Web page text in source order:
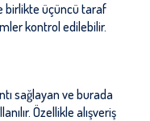
birlikte üçüncü taraf
kontrol edilebilir.
sağlayan ve burada
Özellikle alışveriş